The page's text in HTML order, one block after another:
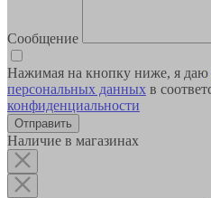
Сообщение
Нажимая на кнопку ниже, я даю
персональных данных в
конфиденциальности
Наличие в магазинах